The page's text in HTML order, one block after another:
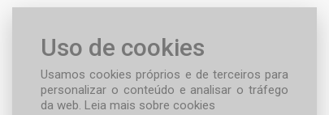
Uso de cookies
Usamos cookies próprios e de terceiros para
personalizar o conteúdo e analisar o tráfego
da web. Leia mais sobre cookies